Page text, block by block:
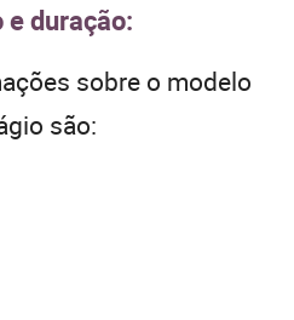
duração:
sobre o modelo
são: